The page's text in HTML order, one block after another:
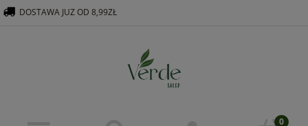
DOSTAWA JUZ OD 8,99ZŁ